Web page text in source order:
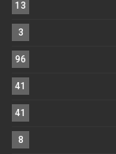
13
3
96
41
41
8